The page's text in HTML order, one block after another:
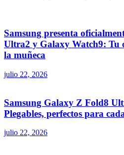
Samsung presenta
Ultra2 y Galaxy Watch9: Tu
la muñeca
julio 22, 2026
Samsung Galaxy Z Fold8
Plegables, perfectos para
julio 22, 2026